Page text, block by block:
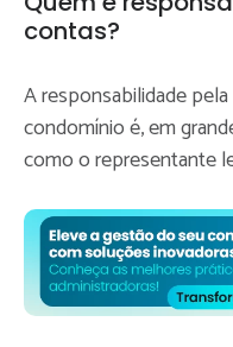
contas?
A responsabilidade
condomínio é, em
como o representante